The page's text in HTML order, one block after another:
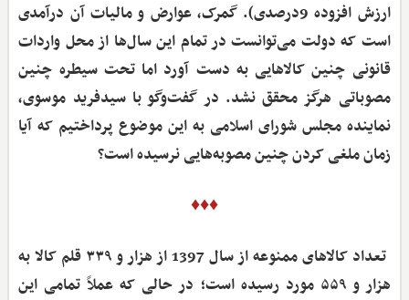
ارزش افزوده 9درصدی). گمرک، عوارض و مالیات آن درآمدی
است که دولت می‌توانست در تمام این سال‌ها از محل واردات
قانونی چنین کالاهایی به دست آورد اما تحت سیطره چنین
مصوباتی هرگز محقق نشد. در گفت‌وگو با سیدفرید موسوی،
نماینده مجلس شورای اسلامی به این موضوع پرداختیم که آیا
زمان ملغی کردن چنین مصوبه‌هایی نرسیده است؟
♦♦♦
‌ تعداد کالاهای ممنوعه از سال 1397 از هزار و ۳۳۹ قلم کالا به
هزار و ۵۵۹ مورد رسیده است؛ در حالی که عملاً تمامی این